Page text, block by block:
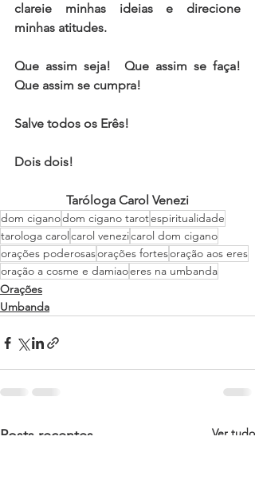
clareie minhas ideias e direcione
minhas atitudes.
Que assim seja!  Que assim se faça!
Que assim se cumpra!
Salve todos os Erês!
Dois dois!
Taróloga Carol Venezi
dom ciganodom cigano tarotespiritualidade
tarologa carolcarol venezicarol dom cigano
orações poderosasorações fortesoração aos eres
oração a cosme e damiaoeres na umbanda
Orações
Umbanda
Posts recentes Ver tudo